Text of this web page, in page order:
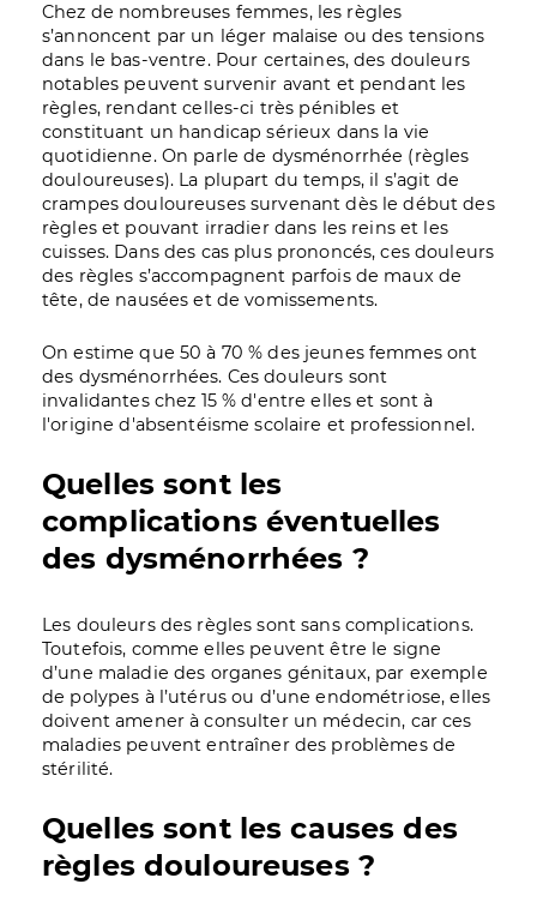
Chez de nombreuses femmes, les règles
s’annoncent par un léger malaise ou des tensions
dans le bas-ventre. Pour certaines, des douleurs
notables peuvent survenir avant et pendant les
règles, rendant celles-ci très pénibles et
constituant un handicap sérieux dans la vie
quotidienne. On parle de dysménorrhée (règles
douloureuses). La plupart du temps, il s’agit de
crampes douloureuses survenant dès le début des
règles et pouvant irradier dans les reins et les
cuisses. Dans des cas plus prononcés, ces douleurs
des règles s’accompagnent parfois de maux de
tête, de nausées et de vomissements.
On estime que 50 à 70 % des jeunes femmes ont
des dysménorrhées. Ces douleurs sont
invalidantes chez 15 % d'entre elles et sont à
l'origine d'absentéisme scolaire et professionnel.
Quelles sont les
complications éventuelles
des dysménorrhées ?
Les douleurs des règles sont sans complications.
Toutefois, comme elles peuvent être le signe
d’une maladie des organes génitaux, par exemple
de polypes à l’utérus ou d’une endométriose, elles
doivent amener à consulter un médecin, car ces
maladies peuvent entraîner des problèmes de
stérilité.
Quelles sont les causes des
règles douloureuses ?